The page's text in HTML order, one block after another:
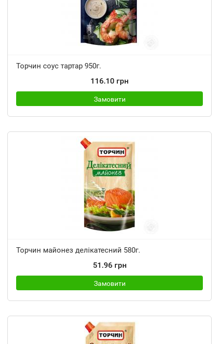
Торчин соус тартар 950г.
116.10 грн
Замовити
Торчин майонез делікатесний 580г.
51.96 грн
Замовити